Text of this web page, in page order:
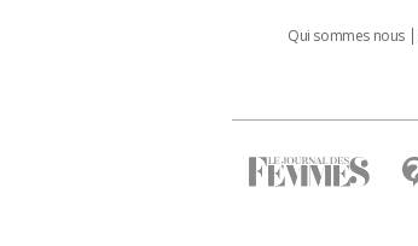
Qui sommes nous